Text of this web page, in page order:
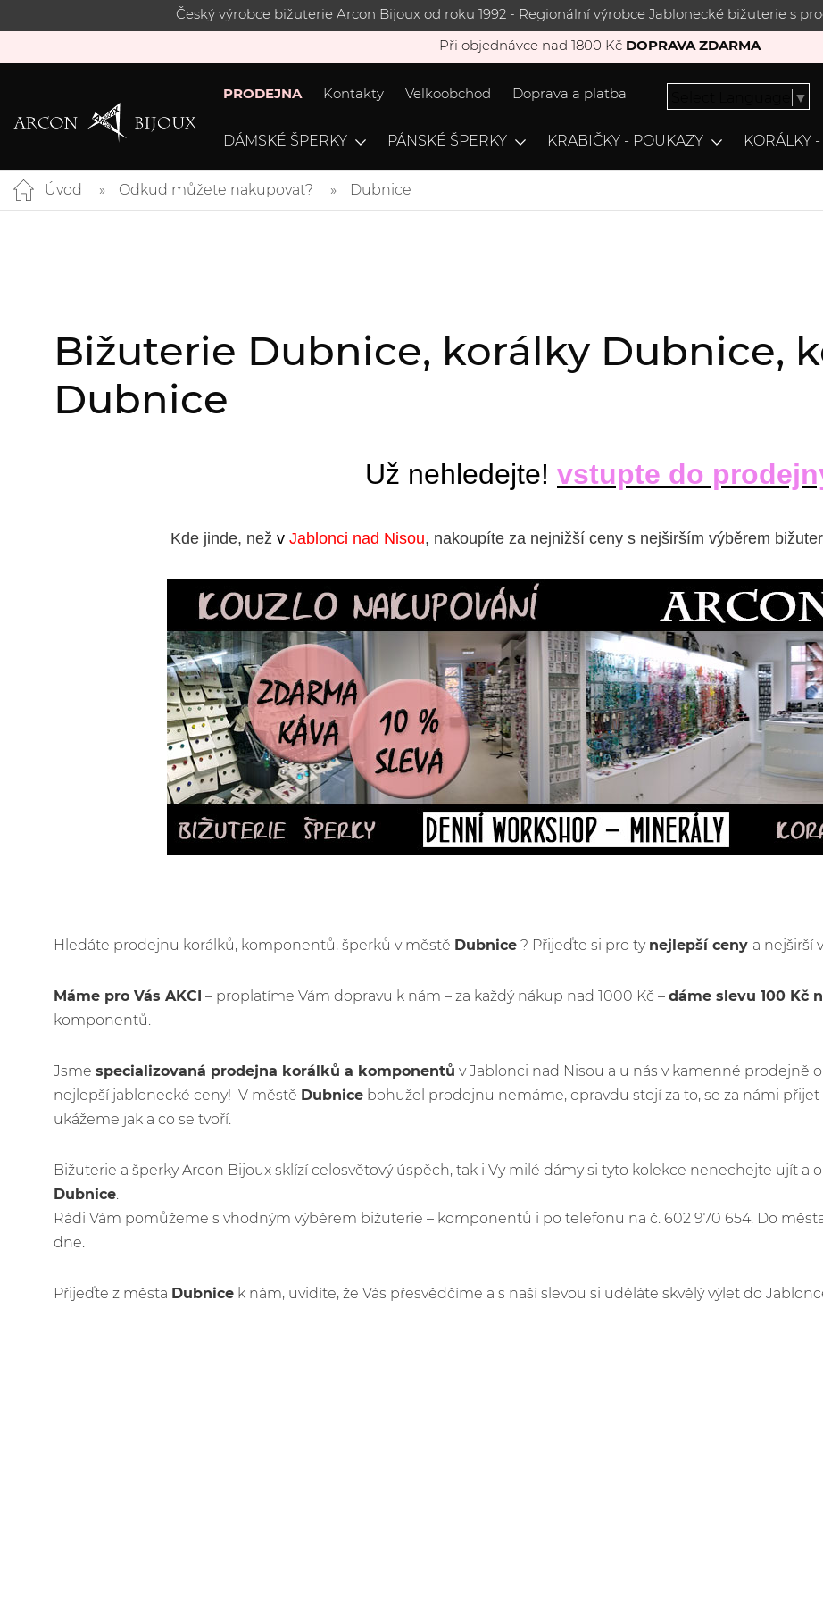
Český výrobce bižuterie Arcon Bijoux od roku 1992 - Regionální výrobce Jablonecké bižuterie s
Při objednávce nad 1800 Kč DOPRAVA ZDARMA
PRODEJNA Kontakty Velkoobchod Doprava a platba ▼
DÁMSKÉ ŠPERKY PÁNSKÉ ŠPERKY KRABIČKY - POUKAZY KORÁLKY
Úvod Odkud můžete nakupovat? Dubnice
Bižuterie Dubnice, korálky Dubnice,
Dubnice
Už nehledejte! vstupte do
Kde jinde, než v Jablonci nad Nisou, nakoupíte za nejnižší ceny s nejširším výběrem
Hledáte prodejnu korálků, komponentů, šperků v městě Dubnice ? Přijeďte si pro ty nejlepší ceny a nejširší
Máme pro Vás AKCI – proplatíme Vám dopravu k nám – za každý nákup nad 1000 Kč – dáme slevu 100 Kč
komponentů.
Jsme specializovaná prodejna korálků a komponentů v Jablonci nad Nisou a u nás v kamenné prodejně
nejlepší jablonecké ceny! V městě Dubnice bohužel prodejnu nemáme, opravdu stojí za to, se za námi
ukážeme jak a co se tvoří.
Bižuterie a šperky Arcon Bijoux sklízí celosvětový úspěch, tak i Vy milé dámy si tyto kolekce nenechejte ujít
Dubnice.
Rádi Vám pomůžeme s vhodným výběrem bižuterie – komponentů i po telefonu na č. 602 970 654. Do
dne.
Přijeďte z města Dubnice k nám, uvidíte, že Vás přesvědčíme a s naší slevou si uděláte skvělý výlet do